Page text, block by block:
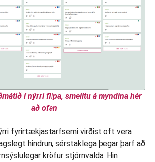
í nýrri flipa, smelltu á myndina hér
að ofan
fyrirtækjastarfsemi virðist oft vera
hindrun, sérstaklega þegar þarf að
kröfur stjórnvalda. Hin